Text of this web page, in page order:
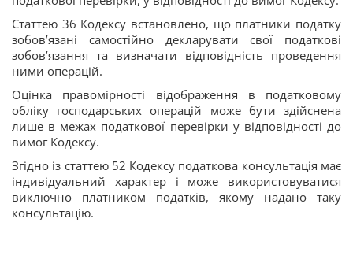
Статтею 36 Кодексу встановлено, що платники податку
зобов’язані самостійно декларувати свої податкові
зобов’язання та визначати відповідність проведення
ними операцій.
Оцінка правомірності відображення в податковому
обліку господарських операцій може бути здійснена
лише в межах податкової перевірки у відповідності до
вимог Кодексу.
Згідно із статтею 52 Кодексу податкова консультація має
індивідуальний характер і може використовуватися
виключно платником податків, якому надано таку
консультацію.